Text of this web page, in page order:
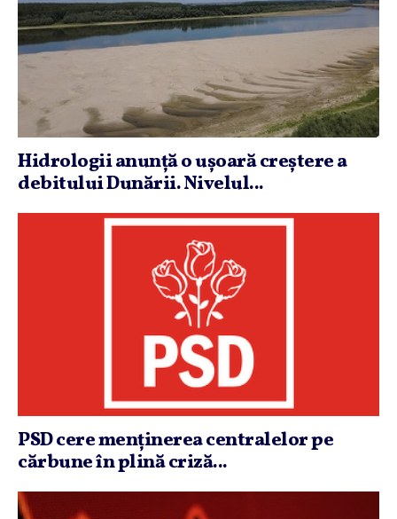
Hidrologii anunţă o uşoară creştere a
debitului Dunării. Nivelul...
PSD cere menţinerea centralelor pe
cărbune în plină criză...